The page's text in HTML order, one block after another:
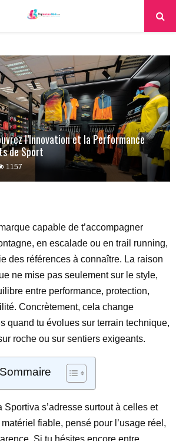
l’Innovation et la Performance
de Sport
1157
capable de t’accompagner
en escalade ou en trail running,
des références à connaître. La raison
ne mise pas seulement sur le style,
entre performance, protection,
Concrètement, cela change
quand tu évolues sur terrain technique,
roche ou sur sentiers exigeants.
Sommaire
Sportiva s’adresse surtout à celles et
fiable, pensé pour l’usage réel,
Si tu hésites encore entre